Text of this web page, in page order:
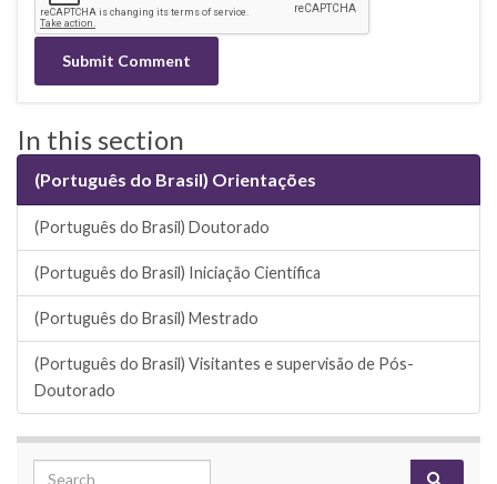
In this section
(Português do Brasil) Orientações
(Português do Brasil) Doutorado
(Português do Brasil) Iniciação Científica
(Português do Brasil) Mestrado
(Português do Brasil) Visitantes e supervisão de Pós-
Doutorado
Search for: